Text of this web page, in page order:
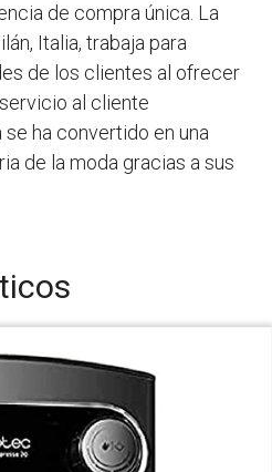
de compra única. La
Italia, trabaja para
de los clientes al ofrecer
al cliente
ha convertido en una
de la moda gracias a sus